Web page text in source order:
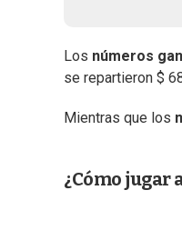
Los números
se repartieron $
Mientras que los
¿Cómo jugar